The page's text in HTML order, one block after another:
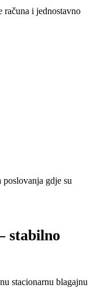
računa i jednostavno
gdje su
stabilno
stacionarnu blagajnu